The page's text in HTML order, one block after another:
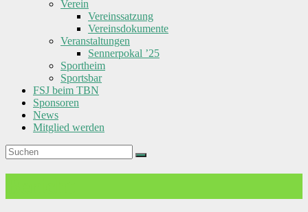
Verein
Vereinssatzung
Vereinsdokumente
Veranstaltungen
Sennerpokal ’25
Sportheim
Sportsbar
FSJ beim TBN
Sponsoren
News
Mitglied werden